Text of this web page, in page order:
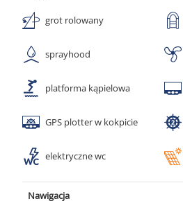
grot rolowany
sprayhood
platforma kąpielowa
GPS plotter w kokpicie
elektryczne wc
Nawigacja